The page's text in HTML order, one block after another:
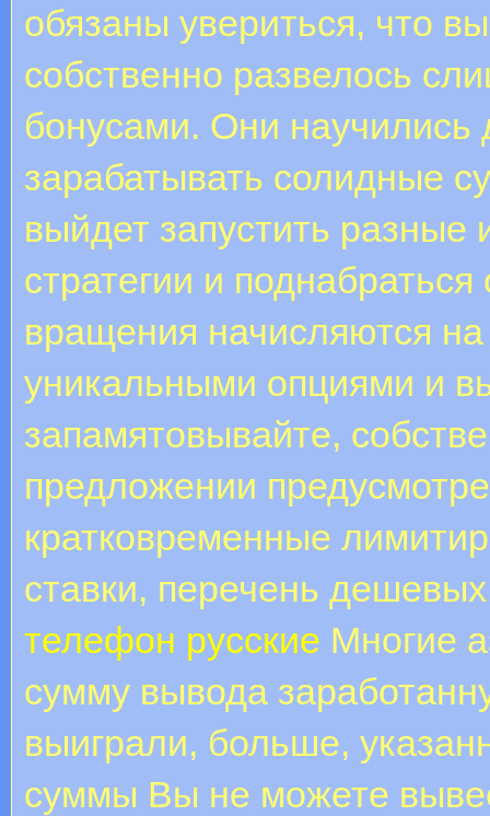
обязаны увериться, что
собственно развелось
бонусами. Они научились
зарабатывать солидные
выйдет запустить разные
стратегии и
вращения начисляются
уникальными опциями и
запамятовывайте,
предложении
кратковременные
ставки, перечень
телефон русские Многие
сумму вывода
выиграли, больше,
суммы Вы не можете